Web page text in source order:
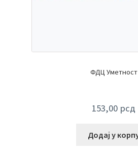
ФДЦ Уметност
153,00 рсд
Додај у